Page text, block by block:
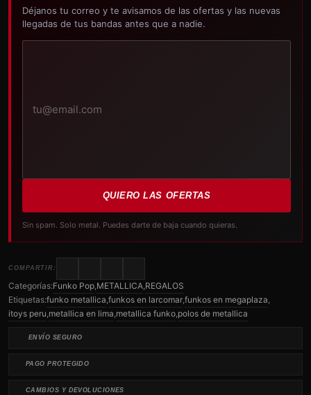
Déjanos tu correo y te avisamos de las ofertas y las nuevas
llegadas de tus bandas antes que a nadie.
QUIERO LAS OFERTAS
Sin spam. Solo metal. Puedes darte de baja cuando quieras.
COMPARTIR:
Categorías:Funko Pop METALLICA REGALOS
Etiquetas:funko metallica funkos en larcomar funkos en megaplaza
itoys peru metallica en lima metallica funko polos de metallica
ENVÍO SEGURO
PAGO PROTEGIDO
CAMBIOS Y DEVOLUCIONES